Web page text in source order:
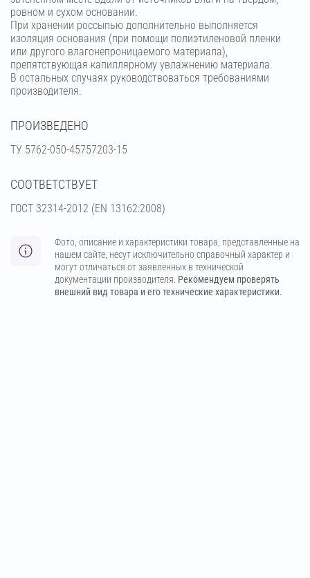
ровном и сухом основании.
При хранении россыпью дополнительно выполняется
изоляция основания (при помощи полиэтиленовой пленки
или другого влагонепроницаемого материала),
препятствующая капиллярному увлажнению материала.
В остальных случаях руководствоваться требованиями
производителя.
ПРОИЗВЕДЕНО
ТУ 5762-050-45757203-15
СООТВЕТСТВУЕТ
ГОСТ 32314-2012 (ЕN 13162:2008)
Фото, описание и характеристики товара, представленные на
нашем сайте, несут исключительно справочный характер и
могут отличаться от заявленных в технической
документации производителя. Рекомендуем проверять
внешний вид товара и его технические характеристики.